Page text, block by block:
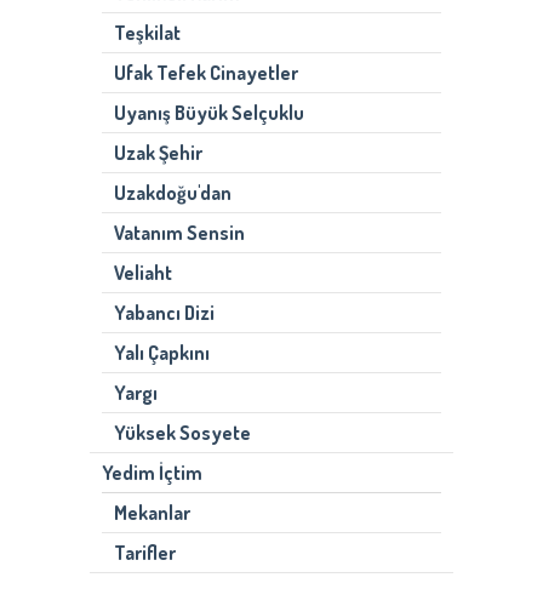
Teşkilat
Ufak Tefek Cinayetler
Uyanış Büyük Selçuklu
Uzak Şehir
Uzakdoğu'dan
Vatanım Sensin
Veliaht
Yabancı Dizi
Yalı Çapkını
Yargı
Yüksek Sosyete
Yedim İçtim
Mekanlar
Tarifler